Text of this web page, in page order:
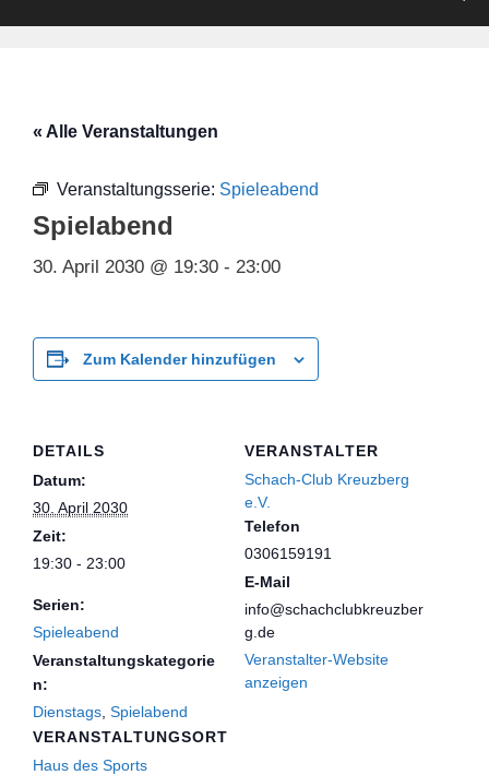
« Alle Veranstaltungen
Veranstaltungsserie: Spieleabend
Spielabend
30. April 2030 @ 19:30 - 23:00
Zum Kalender hinzufügen
DETAILS
Datum:
30. April 2030
Zeit:
19:30 - 23:00
Serien:
Spieleabend
Veranstaltungskategorie
n:
Dienstags Spielabend
VERANSTALTUNGSORT
Haus des Sports
VERANSTALTER
Schach-Club Kreuzberg
e.V.
Telefon
0306159191
E-Mail
info@schachclubkreuzber
g.de
Veranstalter-Website
anzeigen